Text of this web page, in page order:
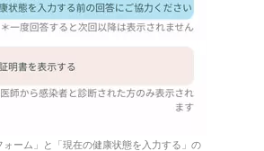
ォーム」と「現在の健康状態を入力する」の